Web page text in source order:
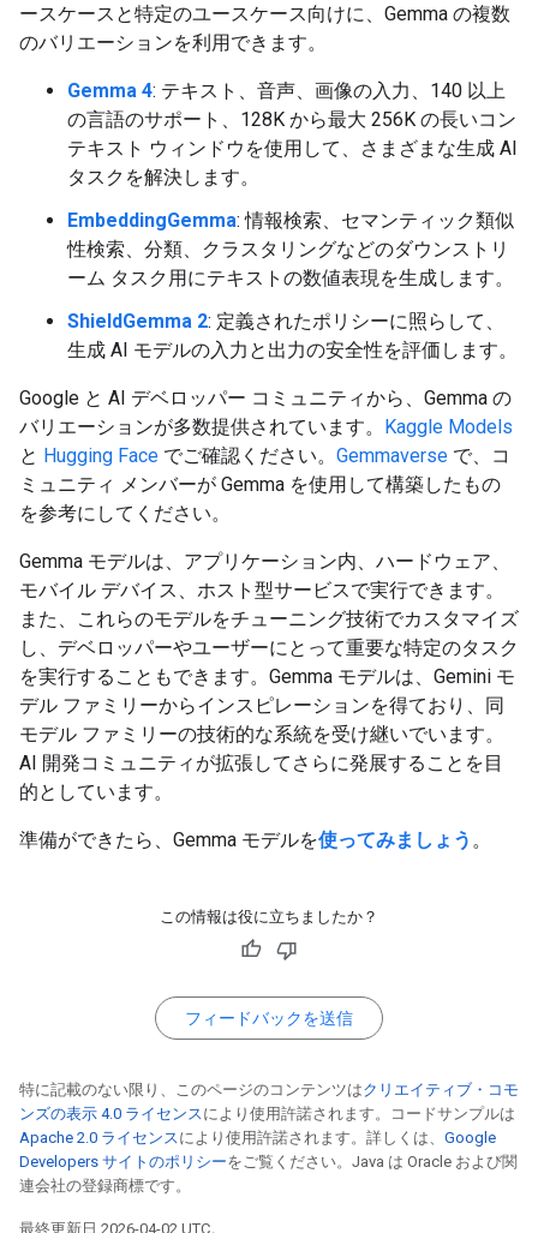
ースケースと特定のユースケース向けに、Gemma の複数
のバリエーションを利用できます。
Gemma 4: テキスト、音声、画像の入力、140 以上
の言語のサポート、128K から最大 256K の長いコン
テキスト ウィンドウを使用して、さまざまな生成 AI
タスクを解決します。
EmbeddingGemma: 情報検索、セマンティック類似
性検索、分類、クラスタリングなどのダウンストリ
ーム タスク用にテキストの数値表現を生成します。
ShieldGemma 2: 定義されたポリシーに照らして、
生成 AI モデルの入力と出力の安全性を評価します。
Google と AI デベロッパー コミュニティから、Gemma の
バリエーションが多数提供されています。 Kaggle Models
と Hugging Face でご確認ください。 Gemmaverse で、コ
ミュニティ メンバーが Gemma を使用して構築したもの
を参考にしてください。
Gemma モデルは、アプリケーション内、ハードウェア、
モバイル デバイス、ホスト型サービスで実行できます。
また、これらのモデルをチューニング技術でカスタマイズ
し、デベロッパーやユーザーにとって重要な特定のタスク
を実行することもできます。Gemma モデルは、Gemini モ
デル ファミリーからインスピレーションを得ており、同
モデル ファミリーの技術的な系統を受け継いでいます。
AI 開発コミュニティが拡張してさらに発展することを目
的としています。
準備ができたら、Gemma モデルを使ってみましょう 。
この情報は役に立ちましたか？
フィードバックを送信
特に記載のない限り、このページのコンテンツはクリエイティブ・コモ
ンズの表示 4.0 ライセンス により使用許諾されます。コードサンプルは
Apache 2.0 ライセンス により使用許諾されます。詳しくは、 Google
Developers サイトのポリシーをご覧ください。Java は Oracle および関
連会社の登録商標です。
最終更新日 2026-04-02 UTC。